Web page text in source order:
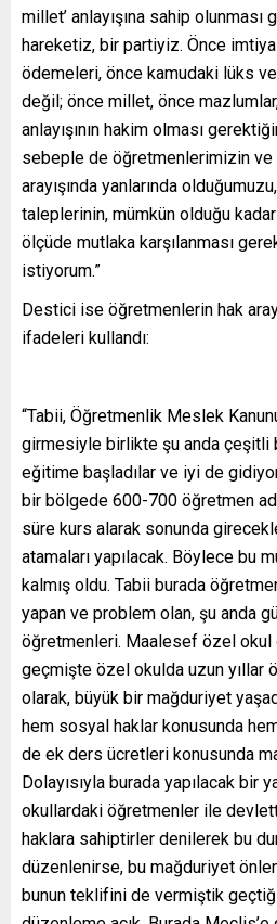
millet’ anlayışına sahip
hareketiz, bir partiyiz. Önce
ödemeleri, önce kamudaki lüks
değil; önce millet, önce
anlayışının hakim olması
sebeple de öğretmenlerimizin
arayışında yanlarında
taleplerinin, mümkün olduğu
ölçüde mutlaka karşılanması
istiyorum.”
Destici ise öğretmenlerin hak
ifadeleri kullandı:
“Tabii, Öğretmenlik Meslek
girmesiyle birlikte şu anda çeşitli
eğitime başladılar ve iyi de
bir bölgede 600-700 öğretmen
süre kurs alarak sonunda
atamaları yapılacak. Böylece bu
kalmış oldu. Tabii burada
yapan ve problem olan, şu anda
öğretmenleri. Maalesef özel okul
geçmişte özel okulda uzun yıllar
olarak, büyük bir mağduriyet
hem sosyal haklar konusunda
de ek ders ücretleri konusunda
Dolayısıyla burada yapılacak bir
okullardaki öğretmenler ile
haklara sahiptirler denilerek bu
düzenlenirse, bu mağduriyet
bunun teklifini de vermiştik